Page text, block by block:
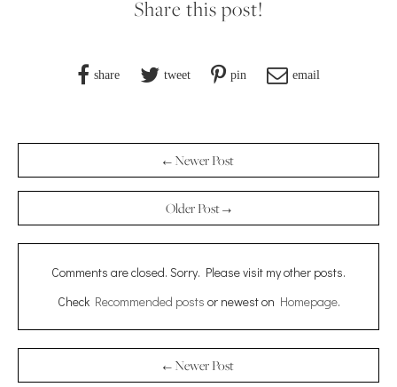
Share this post!
share tweet pin email
← Newer Post
Older Post →
Comments are closed. Sorry. Please visit my other posts.
Check Recommended posts or newest on Homepage.
← Newer Post